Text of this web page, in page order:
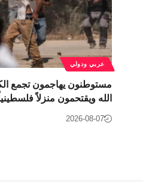
عربي ودولي
مستوطنون يهاجمون تجمع
الله ويقتحمون منزلاً
2026-08-07